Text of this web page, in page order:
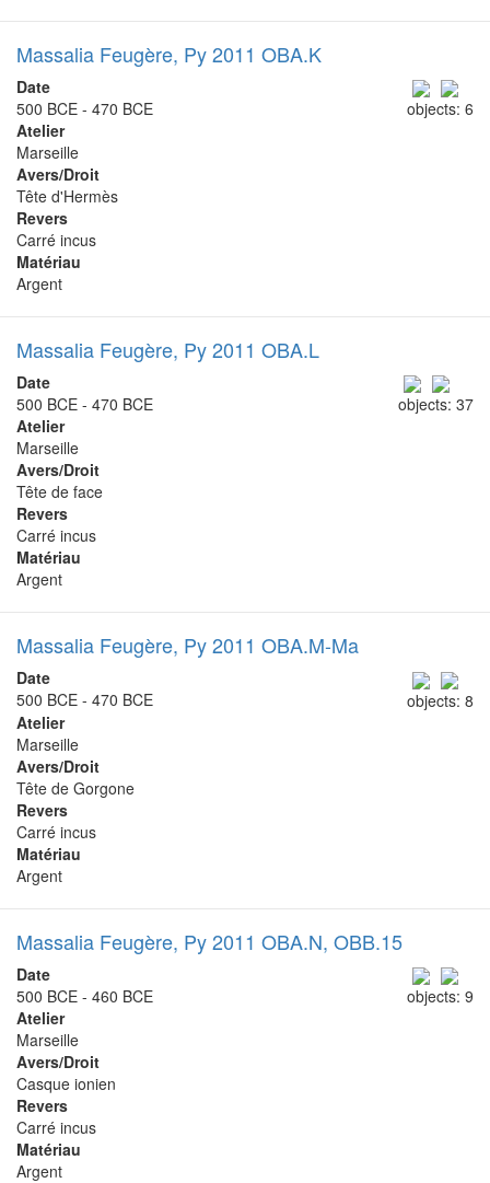
Massalia Feugère, Py 2011 OBA.K
objects: 6
Date
500 BCE - 470 BCE
Atelier
Marseille
Avers/Droit
Tête d'Hermès
Revers
Carré incus
Matériau
Argent
Massalia Feugère, Py 2011 OBA.L
objects: 37
Date
500 BCE - 470 BCE
Atelier
Marseille
Avers/Droit
Tête de face
Revers
Carré incus
Matériau
Argent
Massalia Feugère, Py 2011 OBA.M-Ma
objects: 8
Date
500 BCE - 470 BCE
Atelier
Marseille
Avers/Droit
Tête de Gorgone
Revers
Carré incus
Matériau
Argent
Massalia Feugère, Py 2011 OBA.N, OBB.15
objects: 9
Date
500 BCE - 460 BCE
Atelier
Marseille
Avers/Droit
Casque ionien
Revers
Carré incus
Matériau
Argent